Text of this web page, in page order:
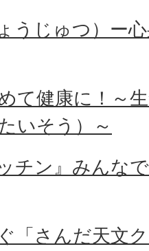
うじゅつ）ー
て健康に！～
いそう）～
チン』みんな
「さんだ天文